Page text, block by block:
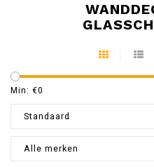
Min: €0
Standaard
Alle merken